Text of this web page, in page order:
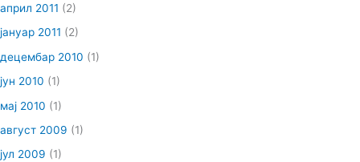
април 2011 (2)
јануар 2011 (2)
децембар 2010 (1)
јун 2010 (1)
мај 2010 (1)
август 2009 (1)
јул 2009 (1)